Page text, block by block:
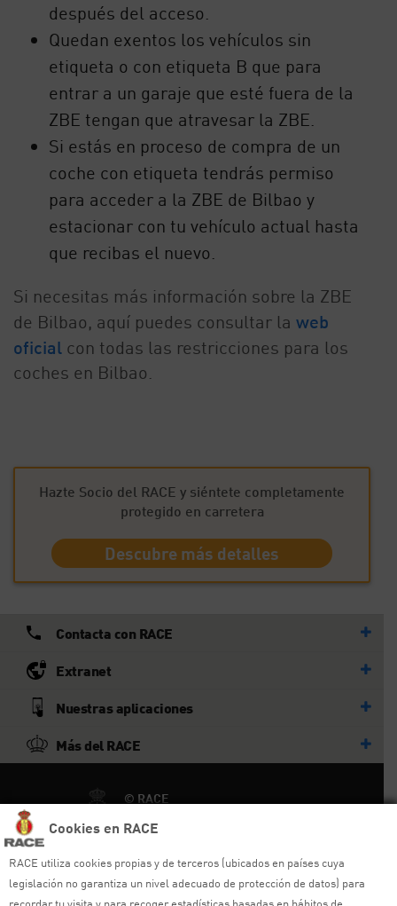
Cookies en RACE
RACE utiliza cookies propias y de terceros (ubicados en países cuya
legislación no garantiza un nivel adecuado de protección de datos) para
recordar tu visita y para recoger estadísticas basadas en hábitos de
después del acceso.
Quedan exentos los vehículos sin
etiqueta o con etiqueta B que para
entrar a un garaje que esté fuera de la
ZBE tengan que atravesar la ZBE.
Si estás en proceso de compra de un
coche con etiqueta tendrás permiso
para acceder a la ZBE de Bilbao y
estacionar con tu vehículo actual hasta
que recibas el nuevo.
Si necesitas más información sobre la ZBE
de Bilbao, aquí puedes consultar la web
oficial con todas las restricciones para los
coches en Bilbao.
Hazte Socio del RACE y siéntete completamente
protegido en carretera
Descubre más detalles
Contacta con RACE
Extranet
Nuestras aplicaciones
Más del RACE
© RACE
Ayuda y sitemap
Aviso legal